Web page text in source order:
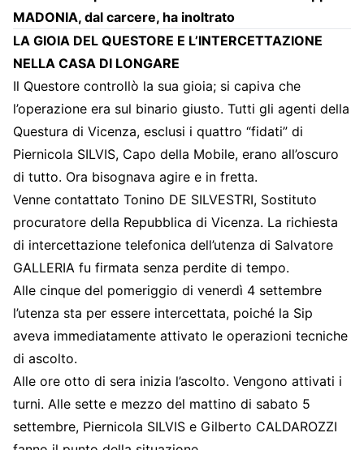
MADONIA, dal carcere, ha inoltrato
LA GIOIA DEL QUESTORE E L’INTERCETTAZIONE
NELLA CASA DI LONGARE
Il Questore controllò la sua gioia; si capiva che
l’operazione era sul binario giusto. Tutti gli agenti della
Questura di Vicenza, esclusi i quattro “fidati” di
Piernicola SILVIS, Capo della Mobile, erano all’oscuro
di tutto. Ora bisognava agire e in fretta.
Venne contattato Tonino DE SILVESTRI, Sostituto
procuratore della Repubblica di Vicenza. La richiesta
di intercettazione telefonica dell’utenza di Salvatore
GALLERIA fu firmata senza perdite di tempo.
Alle cinque del pomeriggio di venerdì 4 settembre
l’utenza sta per essere intercettata, poiché la Sip
aveva immediatamente attivato le operazioni tecniche
di ascolto.
Alle ore otto di sera inizia l’ascolto. Vengono attivati i
turni. Alle sette e mezzo del mattino di sabato 5
settembre, Piernicola SILVIS e Gilberto CALDAROZZI